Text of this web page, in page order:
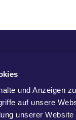
und Anzeigen
auf unsere
unserer